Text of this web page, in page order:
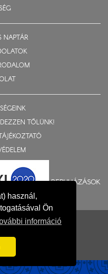
használ,
Ön
információ
NAPTÁR
TŐLÜNK!
BERUHÁZÁSOK
Egyházmegye
Zadubenszki Norbert